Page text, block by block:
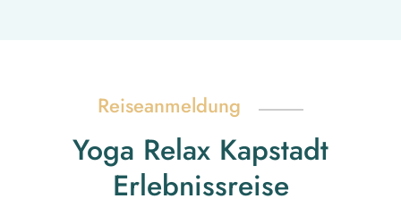
Reiseanmeldung
Yoga Relax Kapstadt
Erlebnissreise